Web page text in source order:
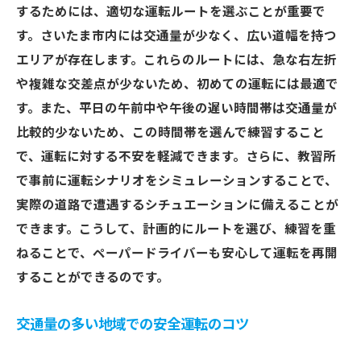
するためには、適切な運転ルートを選ぶことが重要で
す。さいたま市内には交通量が少なく、広い道幅を持つ
エリアが存在します。これらのルートには、急な右左折
や複雑な交差点が少ないため、初めての運転には最適で
す。また、平日の午前中や午後の遅い時間帯は交通量が
比較的少ないため、この時間帯を選んで練習すること
で、運転に対する不安を軽減できます。さらに、教習所
で事前に運転シナリオをシミュレーションすることで、
実際の道路で遭遇するシチュエーションに備えることが
できます。こうして、計画的にルートを選び、練習を重
ねることで、ペーパードライバーも安心して運転を再開
することができるのです。
交通量の多い地域での安全運転のコツ